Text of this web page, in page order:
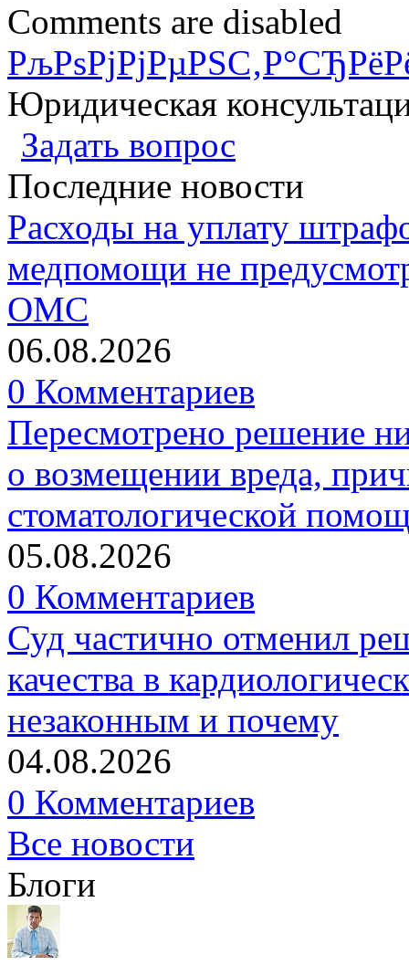
Comments are disabled
Юридическая
Задать вопрос
Последние новости
Расходы на уплату
медпомощи не
ОМС
06.08.2026
0 Комментариев
Пересмотрено решение
о возмещении вреда,
стоматологической
05.08.2026
0 Комментариев
Суд частично отменил
качества в
незаконным и почему
04.08.2026
0 Комментариев
Все новости
Блоги